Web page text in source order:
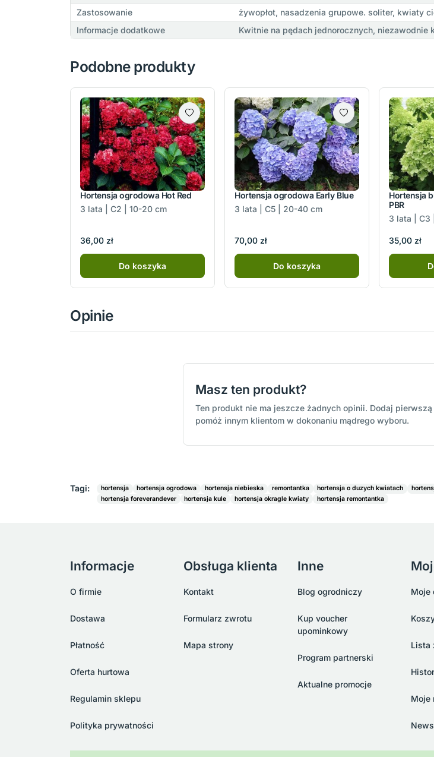
Zastosowanie
żywopłot, nasadzenia grupowe. soliter, kwiaty
Informacje dodatkowe
Kwitnie na pędach jednorocznych, niezawodnie
Podobne produkty
Hortensja ogrodowa Hot Red
3 lata | C2 | 10-20 cm
36,00 zł
Do koszyka
Hortensja ogrodowa Early Blue
3 lata | C5 | 20-40 cm
70,00 zł
Do koszyka
Hortensja
PBR
3 lata | C3
35,00 zł
Opinie
Masz ten produkt?
Ten produkt nie ma jeszcze żadnych opinii. Dodaj
pomóż innym klientom w dokonaniu mądrego wyboru.
Tagi: hortensja hortensja ogrodowa hortensja niebieska remontantka hortensja o duzych kwiatach
hortensja foreverandever
hortensja kule hortensja okragle kwiaty hortensja remontantka
Informacje
O firmie
Dostawa
Płatność
Oferta hurtowa
Regulamin sklepu
Polityka prywatności
Obsługa klienta
Kontakt
Formularz zwrotu
Mapa strony
Inne
Blog ogrodniczy
Kup voucher
upominkowy
Program partnerski
Aktualne promocje
Moje
Lista
Moje